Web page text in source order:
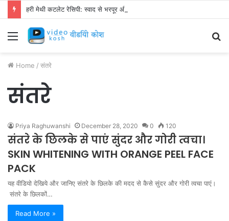
हरी मेथी कटलेट रेसिपी: स्वाद से भरपूर और स्वस्थ नाश्ता बनाएं!
Menu
Home / संतरे
संतरे
Priya Raghuwanshi December 28, 2020 0 120
संतरे के छिलके से पाएं सुंदर और गोरी त्वचा।
SKIN WHITENING WITH ORANGE PEEL FACE
PACK
यह वीडियो देखिये और जानिए संतरे के छिलके की मदद से कैसे सुंदर और गोरी त्वचा पाएं।
संतरे के छिलकों…
Read More »